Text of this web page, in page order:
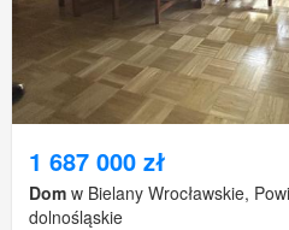
1 687 000 zł
Dom w Bielany Wrocławskie,
dolnośląskie